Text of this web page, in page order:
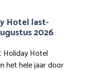
Hotel last-
2026
Holiday Hotel
het hele jaar door